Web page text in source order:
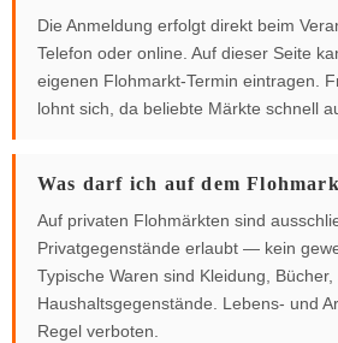
Die Anmeldung erfolgt direkt beim
Telefon oder online. Auf dieser Seite
eigenen Flohmarkt-Termin eintragen.
lohnt sich, da beliebte Märkte schnell
Was darf ich auf dem
Auf privaten Flohmärkten sind
Privatgegenstände erlaubt — kein
Typische Waren sind Kleidung,
Haushaltsgegenstände. Lebens- und
Regel verboten.